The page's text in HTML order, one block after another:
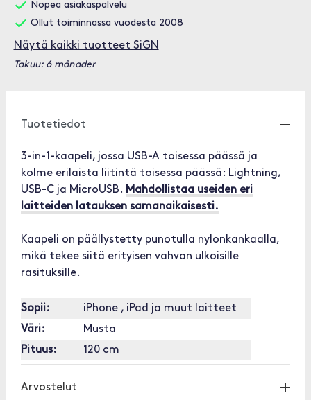
Nopea asiakaspalvelu
Ollut toiminnassa vuodesta 2008
Näytä kaikki tuotteet SiGN
Takuu: 6 månader
Tuotetiedot
3-in-1-kaapeli, jossa USB-A toisessa päässä ja
kolme erilaista liitintä toisessa päässä: Lightning,
USB-C ja MicroUSB. Mahdollistaa useiden eri
laitteiden latauksen samanaikaisesti.
Kaapeli on päällystetty punotulla nylonkankaalla,
mikä tekee siitä erityisen vahvan ulkoisille
rasituksille.
Sopii:
iPhone , iPad ja muut laitteet
Väri:
Musta
Pituus:
120 cm
Arvostelut